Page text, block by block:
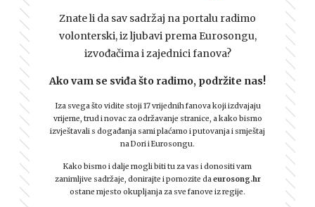
Znate li da sav sadržaj na portalu radimo
volonterski, iz ljubavi prema Eurosongu,
izvođačima i zajednici fanova?
Ako vam se sviđa što radimo, podržite nas!
Iza svega što vidite stoji 17 vrijednih fanova koji izdvajaju
vrijeme, trud i novac za održavanje stranice, a kako bismo
izvještavali s događanja sami plaćamo i putovanja i smještaj
na Dori i Eurosongu.
Kako bismo i dalje mogli biti tu za vas i donositi vam
zanimljive sadržaje, donirajte i pomozite da eurosong.hr
ostane mjesto okupljanja za sve fanove iz regije.